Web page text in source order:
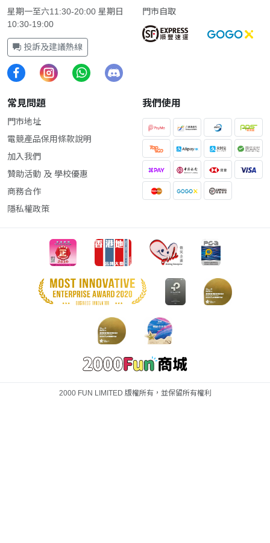
星期一至六11:30-20:00 星期日
10:30-19:00
投訴及建議熱線
門市自取
常見問題
門市地址
電競產品保用條款說明
加入我們
贊助活動 及 學校優惠
商務合作
隱私權政策
我們使用
2000 FUN LIMITED 版權所有，並保留所有權利